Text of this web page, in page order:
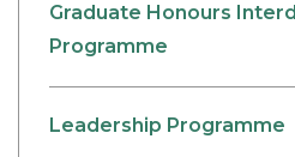
Graduate Honours
Programme
Leadership Programme